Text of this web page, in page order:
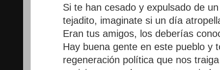
Si te han cesado y expulsado de
tejadito, imaginate si un día
Eran tus amigos, los deberías
Hay buena gente en este pueblo y
regeneración política que nos